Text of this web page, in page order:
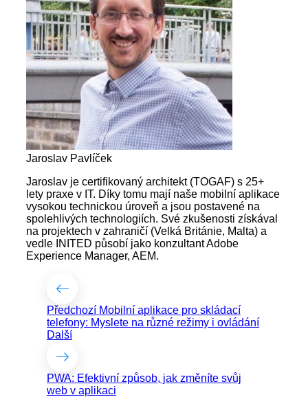
Jaroslav Pavlíček
Jaroslav je certifikovaný architekt (TOGAF) s 25+
lety praxe v IT. Díky tomu mají naše mobilní aplikace
vysokou technickou úroveň a jsou postavené na
spolehlivých technologiích. Své zkušenosti získával
na projektech v zahraničí (Velká Británie, Malta) a
vedle INITED působí jako konzultant Adobe
Experience Manager, AEM.
Předchozí Mobilní aplikace pro skládací
telefony: Myslete na různé režimy i ovládání
Další
PWA: Efektivní způsob, jak změníte svůj
web v aplikaci